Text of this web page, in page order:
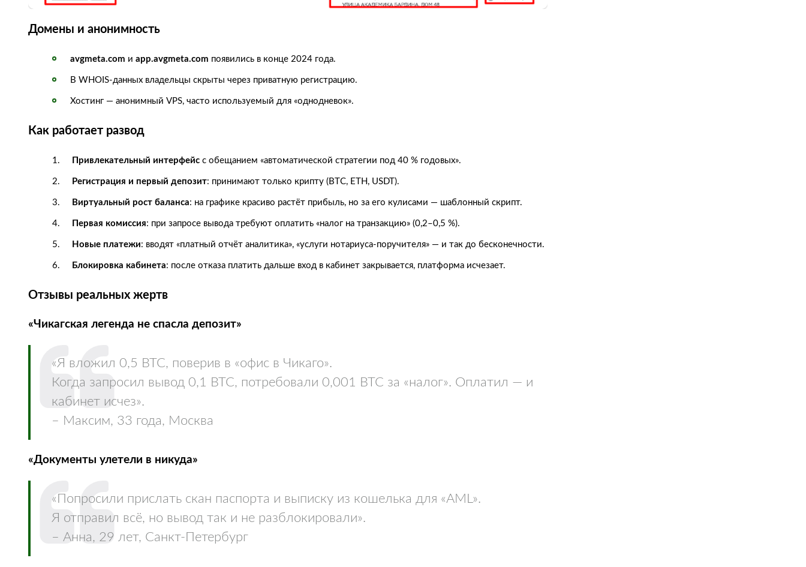
Домены и анонимность
avgmeta.com и app.avgmeta.com появились в конце 2024 года.
В WHOIS-данных владельцы скрыты через приватную регистрацию.
Хостинг — анонимный VPS, часто используемый для «однодневок».
Как работает развод
Привлекательный интерфейс с обещанием «автоматической стратегии под 40 % годовых».
Регистрация и первый депозит: принимают только крипту (BTC, ETH, USDT).
Виртуальный рост баланса: на графике красиво растёт прибыль, но за его кулисами — шаблонный скрипт.
Первая комиссия: при запросе вывода требуют оплатить «налог на транзакцию» (0,2–0,5 %).
Новые платежи: вводят «платный отчёт аналитика», «услуги нотариуса-поручителя» — и так до бесконечности.
Блокировка кабинета: после отказа платить дальше вход в кабинет закрывается, платформа исчезает.
Отзывы реальных жертв
«Чикагская легенда не спасла депозит»
«Я вложил 0,5 BTC, поверив в «офис в Чикаго».
Когда запросил вывод 0,1 BTC, потребовали 0,001 BTC за «налог». Оплатил — и
кабинет исчез».
– Максим, 33 года, Москва
«Документы улетели в никуда»
«Попросили прислать скан паспорта и выписку из кошелька для «AML».
Я отправил всё, но вывод так и не разблокировали».
– Анна, 29 лет, Санкт-Петербург